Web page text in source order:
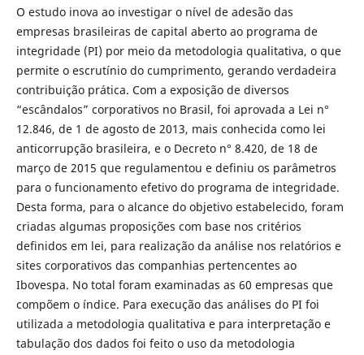
O estudo inova ao investigar o nível de adesão das
empresas brasileiras de capital aberto ao programa de
integridade (PI) por meio da metodologia qualitativa, o que
permite o escrutínio do cumprimento, gerando verdadeira
contribuição prática. Com a exposição de diversos
“escândalos” corporativos no Brasil, foi aprovada a Lei n°
12.846, de 1 de agosto de 2013, mais conhecida como lei
anticorrupção brasileira, e o Decreto n° 8.420, de 18 de
março de 2015 que regulamentou e definiu os parâmetros
para o funcionamento efetivo do programa de integridade.
Desta forma, para o alcance do objetivo estabelecido, foram
criadas algumas proposições com base nos critérios
definidos em lei, para realização da análise nos relatórios e
sites corporativos das companhias pertencentes ao
Ibovespa. No total foram examinadas as 60 empresas que
compõem o índice. Para execução das análises do PI foi
utilizada a metodologia qualitativa e para interpretação e
tabulação dos dados foi feito o uso da metodologia